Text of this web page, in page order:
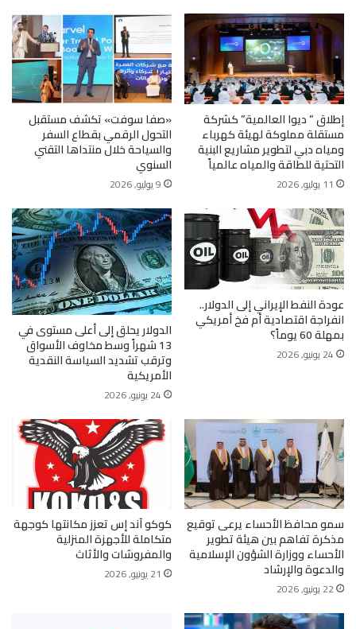
إطلاق ” ديوا العالمية” كشركة
مستقلة مملوكة لهيئة كهرباء
ومياه دبي لتطوير مشاريع البنية
التحتية للطاقة والمياه عالمياً
11 يوليو, 2026
«صفا سوفت» تكشف مستقبل
التحول الرقمي بقطاع السفر
والسياحة خلال منتداها التقني
السنوي
9 يوليو, 2026
عودة النفط الإيراني إلى الدولار..
انفراجة اقتصادية أم فخ أمريكي
بمهلة 60 يوماً؟
24 يونيو, 2026
الدولار يحلق إلى أعلى مستوى في
13 شهراً وسط مخاوف الأسواق
وترقب تشديد السياسة النقدية
الأمريكية
24 يونيو, 2026
سمو محافظ الأحساء يرعى توقيع
مذكرة تفاهم بين هيئة تطوير
الأحساء ووزارة الشؤون الإسلامية
والدعوة والإرشاد
22 يونيو, 2026
كوكو آند إس تعزز مكانتها كوجهة
متكاملة للأجهزة المنزلية
والمفروشات والأثاث
21 يونيو, 2026